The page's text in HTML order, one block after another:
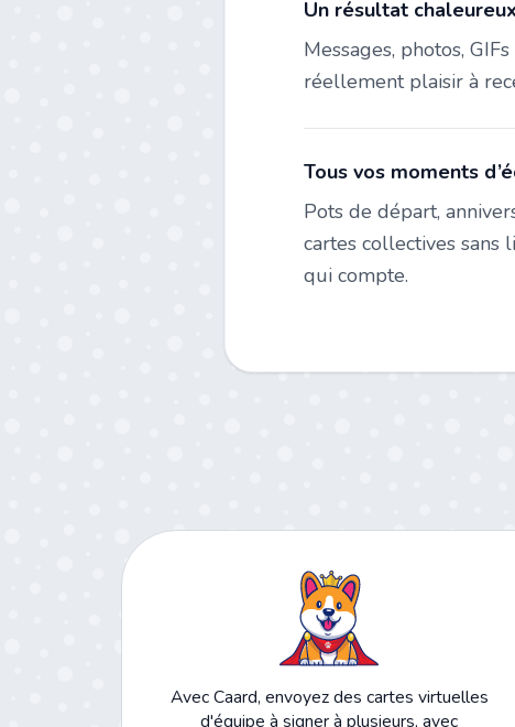
Un résultat
Messages, photos,
réellement plaisir à
Tous vos moments
Pots de départ,
cartes collectives sans
qui compte.
Avec Caard, envoyez des cartes virtuelles
d'équipe à signer à plusieurs, avec